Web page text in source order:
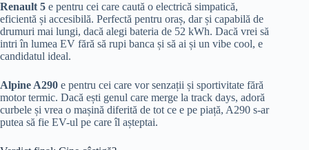
Renault 5 e pentru cei care caută o electrică simpatică,
eficientă și accesibilă. Perfectă pentru oraș, dar și capabilă de
drumuri mai lungi, dacă alegi bateria de 52 kWh. Dacă vrei să
intri în lumea EV fără să rupi banca și să ai și un vibe cool, e
candidatul ideal.
Alpine A290 e pentru cei care vor senzații și sportivitate fără
motor termic. Dacă ești genul care merge la track days, adoră
curbele și vrea o mașină diferită de tot ce e pe piață, A290 s-ar
putea să fie EV-ul pe care îl așteptai.